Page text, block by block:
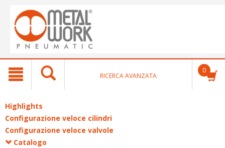
text.skipToContent
text.skipToNavigation
RICERCA AVANZATA
0
Highlights
Configurazione veloce cilindri
Configurazione veloce valvole
Catalogo